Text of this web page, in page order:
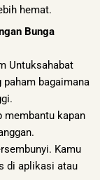
hemat.
Bunga
Untuksahabat
bagaimana
membantu kapan
Kamu
di aplikasi atau